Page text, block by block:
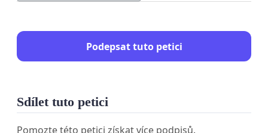
Podepsat tuto petici
Sdílet tuto petici
Pomozte této petici získat více podpisů.